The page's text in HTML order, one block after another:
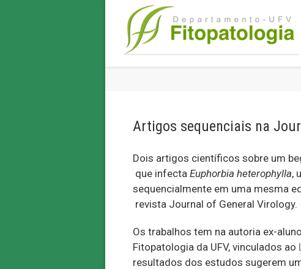
Artigos sequenciais na
Dois artigos científicos sobre um
que infecta Euphorbia heterophylla,
sequencialmente em uma mesma
revista Journal of General Virology.
Os trabalhos tem na autoria ex-
Fitopatologia da UFV, vinculados ao
resultados dos estudos sugerem